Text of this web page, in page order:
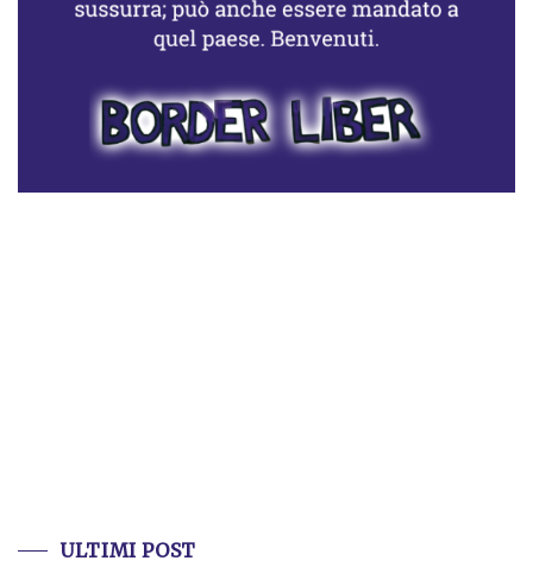
ULTIMI POST